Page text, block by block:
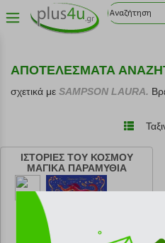
ΑΠΟΤΕΛΕΣΜΑΤΑ
σχετικά με SAMPSON LAURA.
ΙΣΤΟΡΙΕΣ ΤΟΥ ΚΟΣΜΟΥ
ΜΑΓΙΚΑ ΠΑΡΑΜΥΘΙΑ